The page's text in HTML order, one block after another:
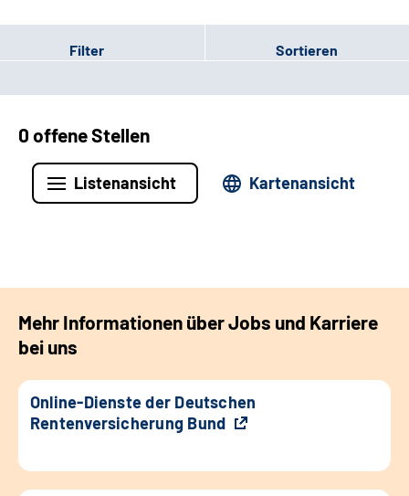
Filter Sortieren
0 offene Stellen
Listenansicht Kartenansicht
Mehr Informationen über Jobs und Karriere
bei uns
Online-Dienste der Deutschen
Rentenversicherung Bund